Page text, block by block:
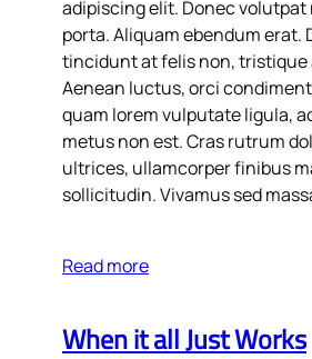
adipiscing elit. Donec
porta. Aliquam ebendum erat.
tincidunt at felis non, tristique
Aenean luctus, orci
quam lorem vulputate ligula,
metus non est. Cras rutrum
ultrices, ullamcorper finibus
sollicitudin. Vivamus sed
Read more
When it all Just Works